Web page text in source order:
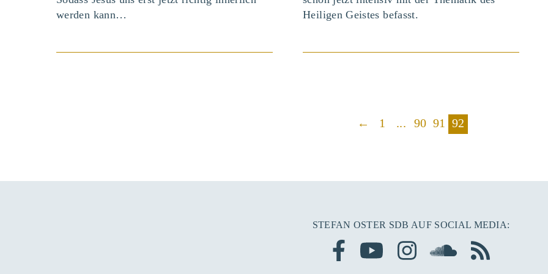
werden kann…
Heiligen Geistes befasst.
← 1 ... 90 91 92
STEFAN OSTER SDB AUF SOCIAL MEDIA: